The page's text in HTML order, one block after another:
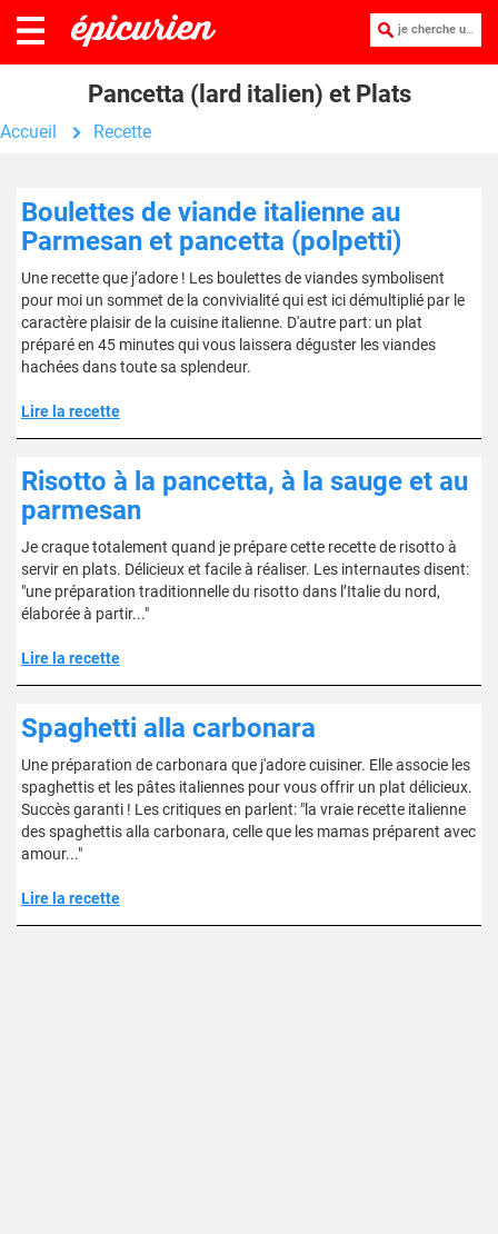
je cherche une recette :
Pancetta (lard italien) et Plats
Accueil Recette
Boulettes de viande italienne au
Parmesan et pancetta (polpetti)
Une recette que j’adore ! Les boulettes de viandes symbolisent
pour moi un sommet de la convivialité qui est ici démultiplié par le
caractère plaisir de la cuisine italienne. D'autre part: un plat
préparé en 45 minutes qui vous laissera déguster les viandes
hachées dans toute sa splendeur.
Lire la recette
Risotto à la pancetta, à la sauge et au
parmesan
Je craque totalement quand je prépare cette recette de risotto à
servir en plats. Délicieux et facile à réaliser. Les internautes disent:
"une préparation traditionnelle du risotto dans l’Italie du nord,
élaborée à partir..."
Lire la recette
Spaghetti alla carbonara
Une préparation de carbonara que j'adore cuisiner. Elle associe les
spaghettis et les pâtes italiennes pour vous offrir un plat délicieux.
Succès garanti ! Les critiques en parlent: "la vraie recette italienne
des spaghettis alla carbonara, celle que les mamas préparent avec
amour..."
Lire la recette